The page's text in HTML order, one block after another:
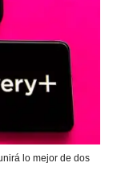
lo mejor de dos